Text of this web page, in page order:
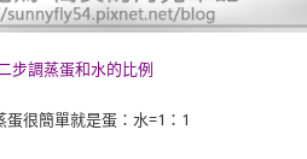
步調蒸蛋和水的比例
蛋很簡單就是蛋：水=1：1